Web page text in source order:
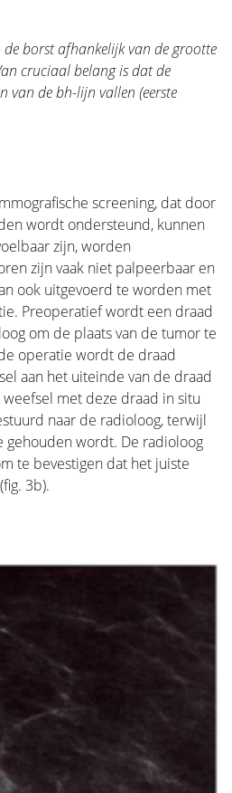
de borst afhankelijk van de grootte
cruciaal belang is dat de
van de bh-lijn vallen (eerste
screening, dat door
wordt ondersteund, kunnen
zijn, worden
zijn vaak niet palpeerbaar en
ook uitgevoerd te worden met
Preoperatief wordt een draad
om de plaats van de tumor te
operatie wordt de draad
aan het uiteinde van de draad
met deze draad in situ
naar de radioloog, terwijl
gehouden wordt. De radioloog
te bevestigen dat het juiste
3b).